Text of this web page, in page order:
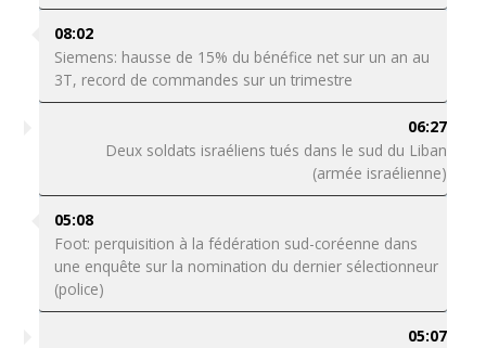
08:02
Siemens: hausse de 15% du bénéfice net sur un an au
3T, record de commandes sur un trimestre
06:27
Deux soldats israéliens tués dans le sud du Liban
(armée israélienne)
05:08
Foot: perquisition à la fédération sud-coréenne dans
une enquête sur la nomination du dernier sélectionneur
(police)
05:07